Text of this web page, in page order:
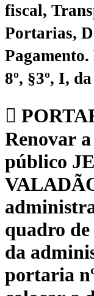
fiscal,
Portarias,
Pagamento.
8º, §3º, I,
Renovar
público
quadro
da
portaria